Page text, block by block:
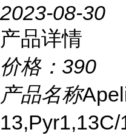
2023-08-30
产品详情
价格： 390
产品名称